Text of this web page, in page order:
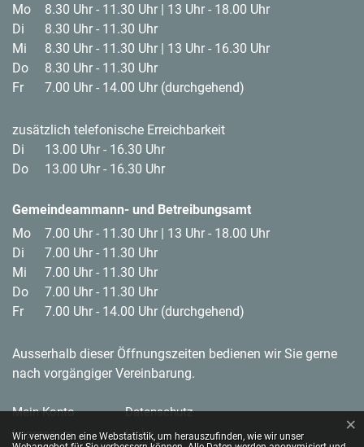
Mo
8.30 Uhr - 11.30 Uhr | 13 Uhr - 18.00 Uhr
Di
8.30 Uhr - 11.30 Uhr
Mi
8.30 Uhr - 11.30 Uhr | 13 Uhr - 16.30 Uhr
Do
8.30 Uhr - 11.30 Uhr
Fr
7.00 Uhr - 14.00 Uhr (durchgehend)
zusätzlich telefonische Erreichbarkeit
Di
13.00 Uhr - 16.30 Uhr
Do
13.00 Uhr - 16.30 Uhr
Gemeindeammann- und Betreibungsamt
Mo
7.00 Uhr - 11.30 Uhr | 13 Uhr - 18.00 Uhr
Di
7.00 Uhr - 11.30 Uhr
Mi
7.00 Uhr - 11.30 Uhr
Do
7.00 Uhr - 11.30 Uhr
Fr
7.00 Uhr - 14.00 Uhr (durchgehend)
Ausserhalb dieser Öffnungszeiten bedienen wir Sie gerne
nach vorgängiger Vereinbarung.
Toolbar
Mein Konto
Datenschutz
Impressum
Links
Webstatistik
Wir verwenden eine Webstatistik, um herauszufinden, wie wir unser
×